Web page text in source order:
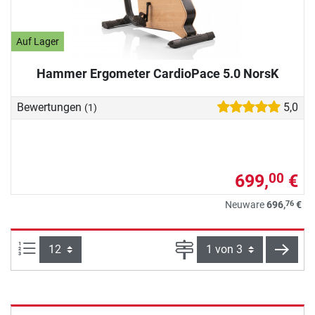
Auf Lager
Hammer Ergometer CardioPace 5.0 NorsK
Bewertungen (1) 5,0
699,00 €
Neuware696,76 €
Artikel pro Seite: Seite